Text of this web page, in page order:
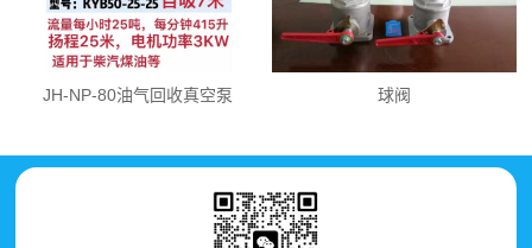
JH-NP-80油气回收真空泵 球阀